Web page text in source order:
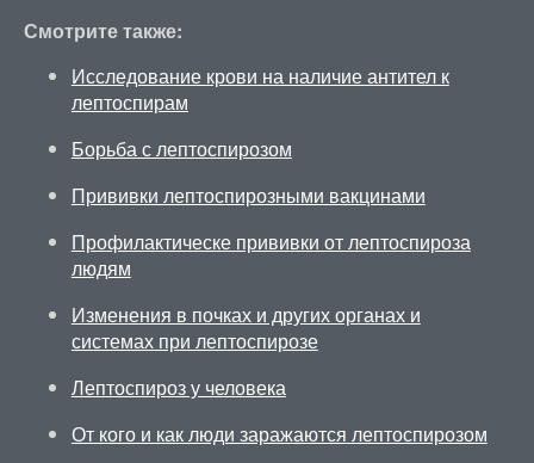
Смотрите также:
Исследование крови на наличие антител к
лептоспирам
Борьба с лептоспирозом
Прививки лептоспирозными вакцинами
Профилактическе прививки от лептоспироза
людям
Изменения в почках и других органах и
системах при лептоспирозе
Лептоспироз у человека
От кого и как люди заражаются лептоспирозом